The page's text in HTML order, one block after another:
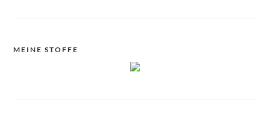
MEINE STOFFE